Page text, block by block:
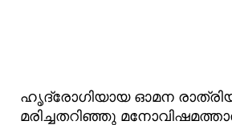
ഹൃദ്രോഗിയായ ഓമന
മരിച്ചതറിഞ്ഞു